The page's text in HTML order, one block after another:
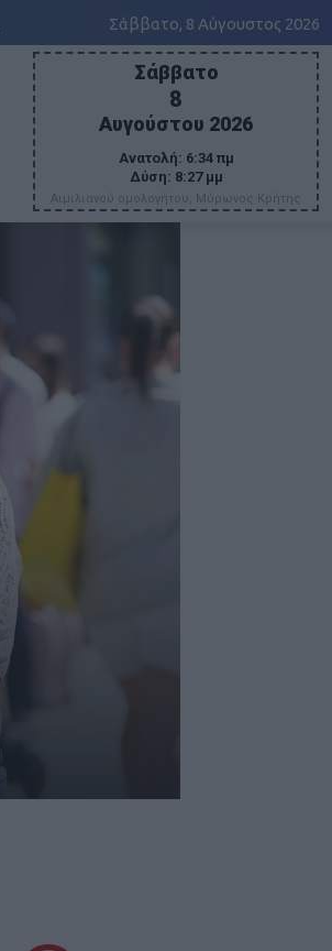
Σάββατο, 8 Αύγουστος 2026
Σάββατο
8
Αυγούστου 2026
Ανατολή: 6:34 πμ
Δύση: 8:27 μμ
Αιμιλιανού ομολογήτου, Μύρωνος Κρήτης